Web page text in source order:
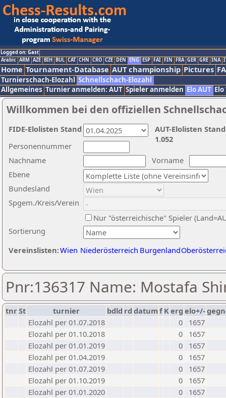
Logged on: Gast
Arabic ARM AZE BIH BUL CAT CHN CRO CZE DEN ENG ESP FAI FIN FRA GER GRE INA
Home Tournament-Database AUT championship Pictures
Turnierschach-Elozahl Schnellschach-Elozahl
Allgemeines Turnier anmelden: AUT Spieler anmelden Elo AUT
Willkommen bei den offiziellen
Nachname
Vorname
Ebene
Sortierung
Personennummer
Bundesland
Spgem./Kreis/Verein
Nur "österreichische" Spieler
Vereinslisten:Wien Niederösterreich Burgenland
AUT-Elolisten
1.052
FIDE-Elolisten Stand
Pnr:136317 Name: Mostafa
tnrSt turnier bdld rd datumf Kerg elo+/-
Elozahl per 01.07.2018
0
1657
Elozahl per 01.10.2018
0
1657
Elozahl per 01.01.2019
0
1657
Elozahl per 01.04.2019
0
1657
Elozahl per 01.07.2019
0
1657
Elozahl per 01.10.2019
0
1657
Elozahl per 01.01.2020
0
1657